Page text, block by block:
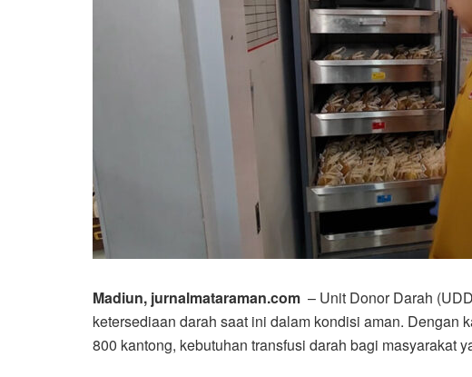
Madiun, jurnalmataraman.com – Unit Donor Darah
ketersediaan darah saat ini dalam kondisi aman. Dengan
800 kantong, kebutuhan transfusi darah bagi masyarakat